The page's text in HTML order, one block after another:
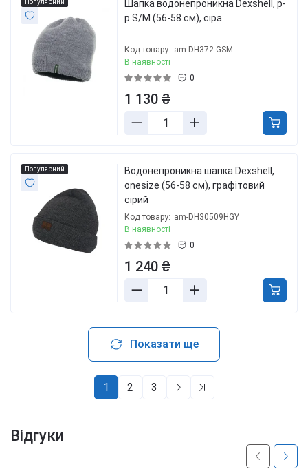
Шапка водонепроникна Dexshell, р-
р S/M (56-58 см), сіра
Код товару: am-DH372-GSM
В наявності
0
1 130 ₴
Популярний
Водонепроникна шапка Dexshell,
onesize (56-58 см), графітовий
сірий
Код товару: am-DH30509HGY
В наявності
0
1 240 ₴
Показати ще
1 2 3
Відгуки